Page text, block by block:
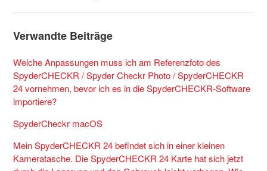
Verwandte Beiträge
Welche Anpassungen muss ich am Referenzfoto des
SpyderCHECKR / Spyder Checkr Photo / SpyderCHECKR
24 vornehmen, bevor ich es in die SpyderCHECKR-Software
importiere?
SpyderCheckr macOS
Mein SpyderCHECKR 24 befindet sich in einer kleinen
Kameratasche. Die SpyderCHECKR 24 Karte hat sich jetzt